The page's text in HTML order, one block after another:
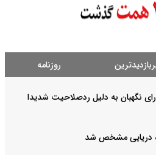
روزنامه
نگهبان به دلیل ردصلاحیت شدیدا
دریایی مشخص شد